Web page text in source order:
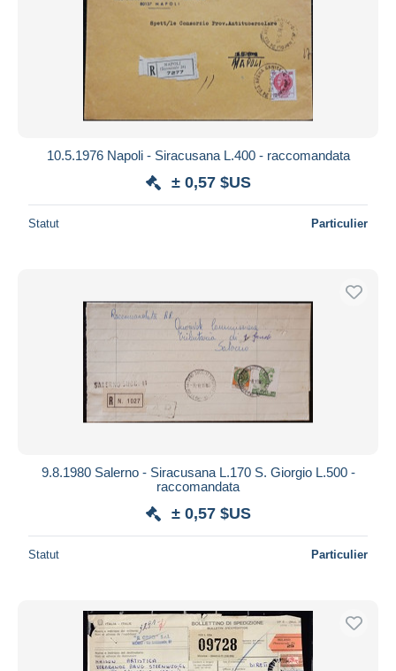
10.5.1976 Napoli - Siracusana L.400 - raccomandata
± 0,57 $US
Statut Particulier
9.8.1980 Salerno - Siracusana L.170 S. Giorgio L.500 -
raccomandata
± 0,57 $US
Statut Particulier